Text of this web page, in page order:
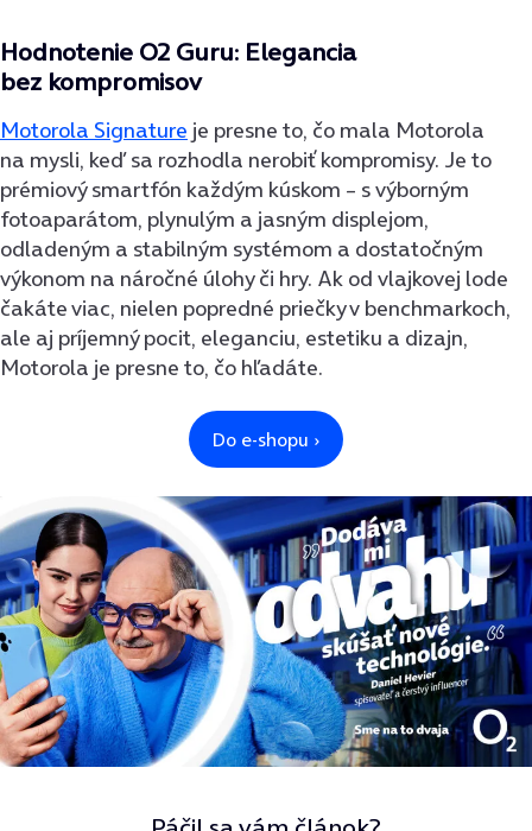
Hodnotenie O2 Guru: Elegancia
bez kompromisov
Motorola Signature je presne to, čo mala Motorola
na mysli, keď sa rozhodla nerobiť kompromisy. Je to
prémiový smartfón každým kúskom – s výborným
fotoaparátom, plynulým a jasným displejom,
odladeným a stabilným systémom a dostatočným
výkonom na náročné úlohy či hry. Ak od vlajkovej lode
čakáte viac, nielen popredné priečky v benchmarkoch,
ale aj príjemný pocit, eleganciu, estetiku a dizajn,
Motorola je presne to, čo hľadáte.